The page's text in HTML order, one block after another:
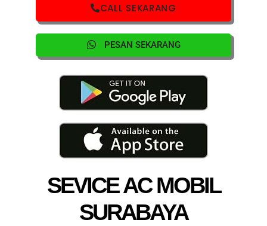
SEVICE AC MOBIL
SURABAYA
CALL SEKARANG
PESAN SEKARANG